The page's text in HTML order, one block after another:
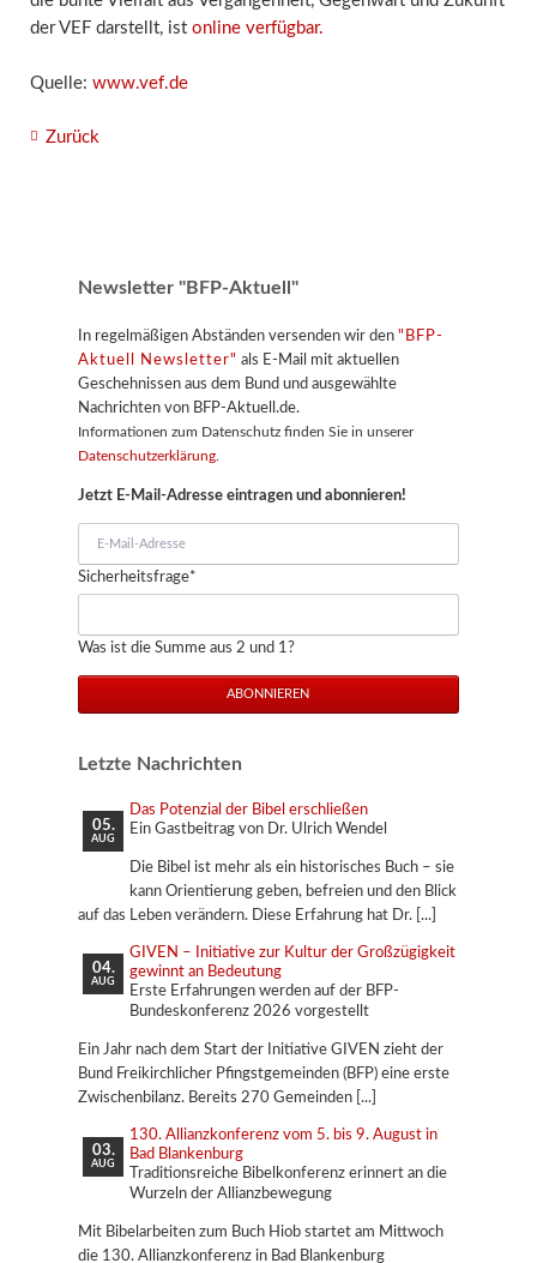
der VEF darstellt, ist online verfügbar.
Quelle: www.vef.de
Zurück
Newsletter "BFP-Aktuell"
In regelmäßigen Abständen versenden wir den "BFP-
Aktuell Newsletter" als E-Mail mit aktuellen
Geschehnissen aus dem Bund und ausgewählte
Nachrichten von BFP-Aktuell.de.
Informationen zum Datenschutz finden Sie in unserer
Datenschutzerklärung.
Jetzt E-Mail-Adresse eintragen und abonnieren!
Adresse
Pflichtfeld
Sicherheitsfrage*
Was ist die Summe aus 2 und 1?
ABONNIEREN
Letzte Nachrichten
05.
AUG
Das Potenzial der Bibel erschließen
Ein Gastbeitrag von Dr. Ulrich Wendel
Die Bibel ist mehr als ein historisches Buch – sie
kann Orientierung geben, befreien und den Blick
auf das Leben verändern. Diese Erfahrung hat Dr.
04.
AUG
GIVEN – Initiative zur Kultur der Großzügigkeit
gewinnt an Bedeutung
Erste Erfahrungen werden auf der BFP-
Bundeskonferenz 2026 vorgestellt
Ein Jahr nach dem Start der Initiative GIVEN zieht der
Bund Freikirchlicher Pfingstgemeinden (BFP) eine erste
Zwischenbilanz. Bereits 270 Gemeinden
03.
AUG
130. Allianzkonferenz vom 5. bis 9. August in
Bad Blankenburg
Traditionsreiche Bibelkonferenz erinnert an die
Wurzeln der Allianzbewegung
Mit Bibelarbeiten zum Buch Hiob startet am Mittwoch
die 130. Allianzkonferenz in Bad Blankenburg